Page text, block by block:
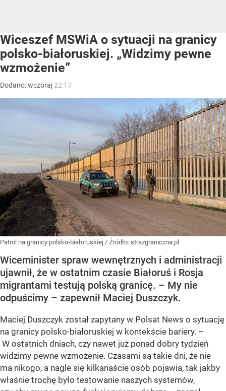
Wiceszef MSWiA o sytuacji na granicy
polsko-białoruskiej. „Widzimy pewne
wzmożenie”
Dodano:wczoraj 22:17
Patrol na granicy polsko-białoruskiej / Źródło: strazgraniczna.pl
Wiceminister spraw wewnętrznych i administracji
ujawnił, że w ostatnim czasie Białoruś i Rosja
migrantami testują polską granicę. – My nie
odpuścimy – zapewnił Maciej Duszczyk.
Maciej Duszczyk został zapytany w Polsat News o sytuację
na granicy polsko-białoruskiej w kontekście bariery. –
W ostatnich dniach, czy nawet już ponad dobry tydzień
widzimy pewne wzmożenie. Czasami są takie dni, że nie
ma nikogo, a nagle się kilkanaście osób pojawia, tak jakby
właśnie trochę było testowanie naszych systemów,